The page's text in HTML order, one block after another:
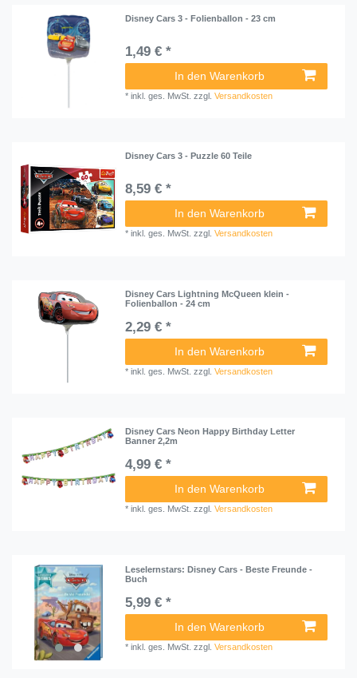
Disney Cars 3 - Folienballon - 23 cm
1,49 € *
In den Warenkorb
*inkl. ges. MwSt. zzgl.Versandkosten
Disney Cars 3 - Puzzle 60 Teile
8,59 € *
In den Warenkorb
*inkl. ges. MwSt. zzgl.Versandkosten
Disney Cars Lightning McQueen klein -
Folienballon - 24 cm
2,29 € *
In den Warenkorb
*inkl. ges. MwSt. zzgl.Versandkosten
Disney Cars Neon Happy Birthday Letter
Banner 2,2m
4,99 € *
In den Warenkorb
*inkl. ges. MwSt. zzgl.Versandkosten
Leselernstars: Disney Cars - Beste Freunde -
Buch
5,99 € *
In den Warenkorb
*inkl. ges. MwSt. zzgl.Versandkosten